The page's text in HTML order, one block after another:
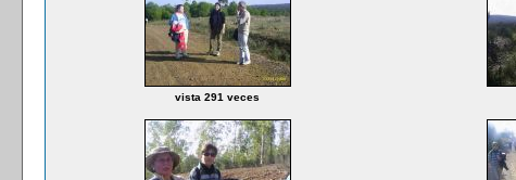
vista 291 veces